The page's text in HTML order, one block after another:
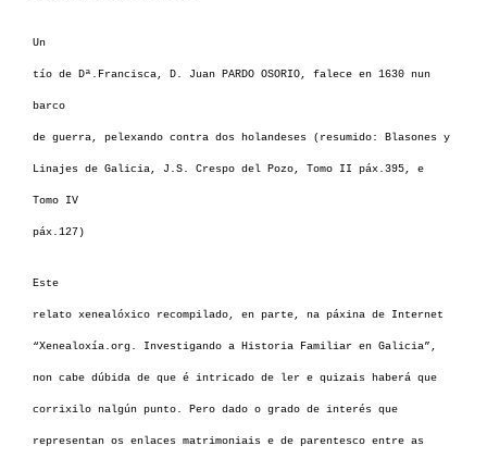
Un
tío de Dª.Francisca, D. Juan PARDO OSORIO, falece en 1630 nun
barco
de guerra, pelexando contra dos holandeses (resumido: Blasones y
Linajes de Galicia, J.S. Crespo del Pozo, Tomo II páx.395, e
Tomo IV
páx.127)
Este
relato xenealóxico recompilado, en parte, na páxina de Internet
“Xenealoxía.org. Investigando a Historia Familiar en Galicia”,
non cabe dúbida de que é intricado de ler e quizais haberá que
corrixilo nalgún punto. Pero dado o grado de interés que
representan os enlaces matrimoniais e de parentesco entre as